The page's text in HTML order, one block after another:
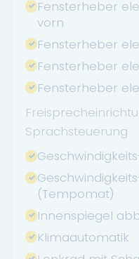
Fensterheber
vorn
Fensterheber
Fensterheber
Fensterheber
Sprachsteuerung
(Tempomat)
Innenspiegel
Klimaautomatik